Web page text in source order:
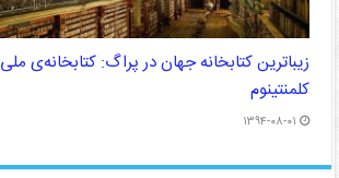
زیباترین کتابخانه جهان در پراگ: کتابخانه‌ی ملی
کلمنتینوم
۱۳۹۴-۰۸-۰۱